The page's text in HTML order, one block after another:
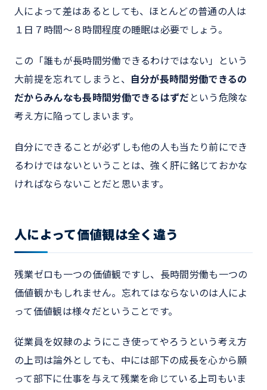
人によって差はあるとしても、ほとんどの普通の人は
１日７時間～８時間程度の睡眠は必要でしょう。
この「誰もが長時間労働できるわけではない」という
大前提を忘れてしまうと、 自分が長時間労働できるの
だからみんなも長時間労働できるはずだ という危険な
考え方に陥ってしまいます。
自分にできることが必ずしも他の人も当たり前にでき
るわけではないということは、強く肝に銘じておかな
ければならないことだと思います。
人によって価値観は全く違う
残業ゼロも一つの価値観ですし、長時間労働も一つの
価値観かもしれません。忘れてはならないのは人によ
って価値観は様々だということです。
従業員を奴隷のようにこき使ってやろうという考え方
の上司は論外としても、中には部下の成長を心から願
って部下に仕事を与えて残業を命じている上司もいま